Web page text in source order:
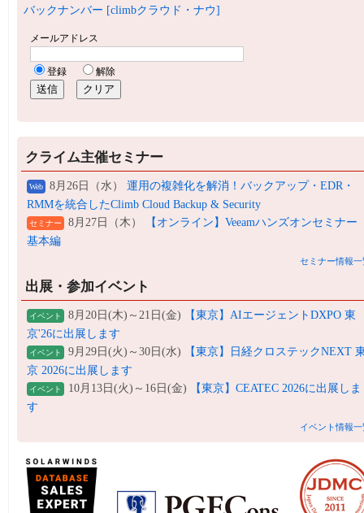
バックナンバー [climbクラウド・ナウ]
クライム主催セミナー
Web 8月26日（水） 運用の複雑化を解消！バックアップ・EDR・
RMMを統合したClimb Cloud Backup & Security
セミナー 8月27日（木）
【オンライン】Veeamハンズオンセミナー
基本編
セミナー情報一
出展・参加イベント
イベント 8月20日(木)～21日(金)
【東京】AIエージェントDXPO 東
京'26に出展します
イベント 9月29日(火)～30日(水)
【東京】日経クロステックNEXT
京 2026に出展します
イベント 10月13日(火)～16日(金)
【東京】CEATEC 2026に出展しま
す
イベント情報一